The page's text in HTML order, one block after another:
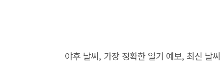
야후 날씨, 가장 정확한 일기 예보, 최신 날